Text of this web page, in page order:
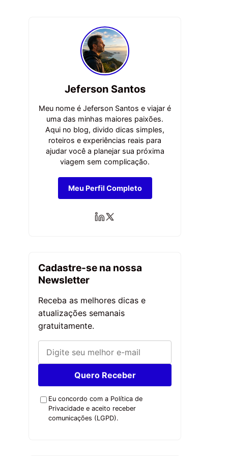
Jeferson Santos
Meu nome é Jeferson Santos e viajar é
uma das minhas maiores paixões.
Aqui no blog, divido dicas simples,
roteiros e experiências reais para
ajudar você a planejar sua próxima
viagem sem complicação.
Meu Perfil Completo
Cadastre-se na nossa
Newsletter
Receba as melhores dicas e
atualizações semanais
gratuitamente.
Quero Receber
Eu concordo com a Política de
Privacidade e aceito receber
comunicações (LGPD).